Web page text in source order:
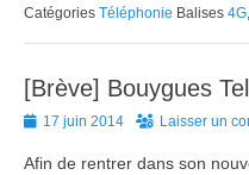
Catégories Téléphonie Balises 4G,
[Brève] Bouygues
Posted17 juin 2014 Laisser un
Afin de rentrer dans son